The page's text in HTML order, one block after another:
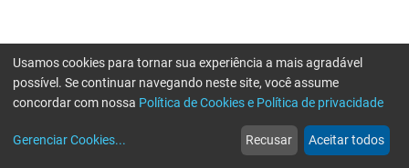
web
Notícias
more_horiz
Mais
Usamos cookies para tornar sua experiência a mais agradável
possível. Se continuar navegando neste site, você assume
concordar com nossa Política de Cookies e Política de privacidade
Gerenciar Cookies... Recusar Aceitar todos
Erro ao enviar informações, por favor tente novamente